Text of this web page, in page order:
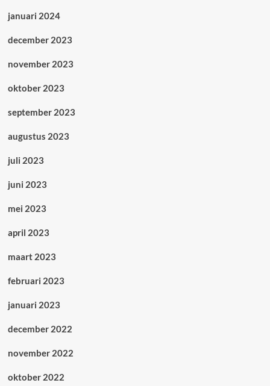
januari 2024
december 2023
november 2023
oktober 2023
september 2023
augustus 2023
juli 2023
juni 2023
mei 2023
april 2023
maart 2023
februari 2023
januari 2023
december 2022
november 2022
oktober 2022